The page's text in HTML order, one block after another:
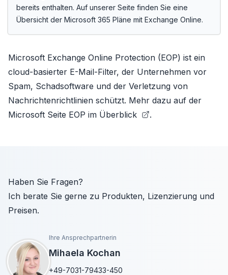
bereits enthalten. Auf unserer Seite finden Sie eine
Übersicht der Microsoft 365 Pläne mit Exchange Online.
Microsoft Exchange Online Protection (EOP) ist ein
cloud-basierter E-Mail-Filter, der Unternehmen vor
Spam, Schadsoftware und der Verletzung von
Nachrichtenrichtlinien schützt. Mehr dazu auf der
Microsoft Seite EOP im Überblick .
Haben Sie Fragen?
Ich berate Sie gerne zu Produkten, Lizenzierung und
Preisen.
Ihre Ansprechpartnerin
Mihaela Kochan
+49-7031-79433-450